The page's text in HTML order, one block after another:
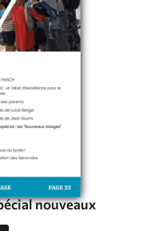
nouveaux